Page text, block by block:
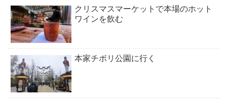
クリスマスマーケットで本場のホット
ワインを飲む
本家チボリ公園に行く